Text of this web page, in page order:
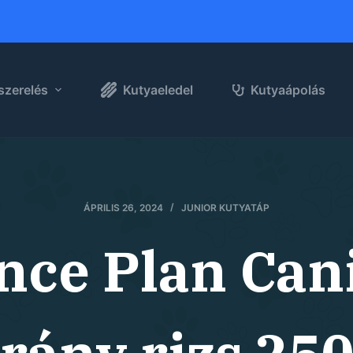
Kutyaeledel Kutyaápolás
ÁPRILIS 26, 2024 JUNIOR KUTYATÁP
Plan